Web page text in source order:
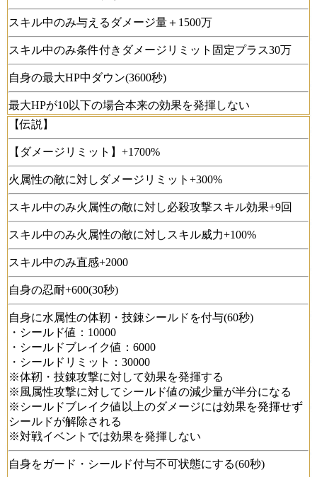
スキル中のみ与えるダメージ量＋1500万
スキル中のみ条件付きダメージリミット固定プラス30万
自身の最大HP中ダウン(3600秒)
最大HPが10以下の場合本来の効果を発揮しない
【伝説】
【ダメージリミット】+1700%
火属性の敵に対しダメージリミット+300%
スキル中のみ火属性の敵に対し必殺攻撃スキル効果+9回
スキル中のみ火属性の敵に対しスキル威力+100%
スキル中のみ直感+2000
自身の忍耐+600(30秒)
自身に水属性の体靭・技錬シールドを付与(60秒)
・シールド値：10000
・シールドブレイク値：6000
・シールドリミット：30000
※体靭・技錬攻撃に対して効果を発揮する
※風属性攻撃に対してシールド値の減少量が半分になる
※シールドブレイク値以上のダメージには効果を発揮せず
シールドが解除される
※対戦イベントでは効果を発揮しない
自身をガード・シールド付与不可状態にする(60秒)